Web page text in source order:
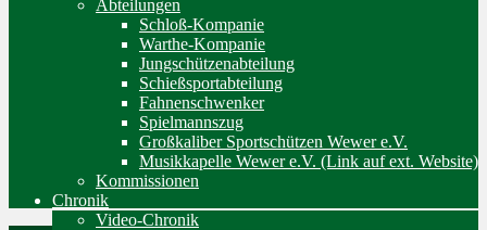
Abteilungen
Schloß-Kompanie
Warthe-Kompanie
Jungschützenabteilung
Schießsportabteilung
Fahnenschwenker
Spielmannszug
Großkaliber Sportschützen Wewer e.V.
Musikkapelle Wewer e.V. (Link auf ext. Website)
Kommissionen
Chronik
Video-Chronik